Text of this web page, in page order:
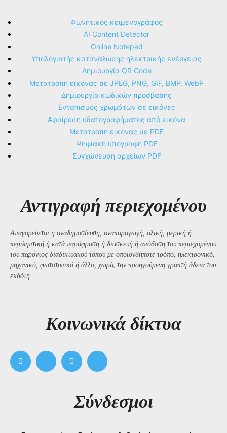
Φωνητικός κειμενογράφος
AI Content Detector
Online Notepad
Υπολογιστής κατανάλωσης ηλεκτρικής ενέργειας
Δημιουργία QR Code
Μετατροπή εικόνας σε JPEG, PNG, GIF, BMP, WebP
Δημιουργία κωδικών πρόσβασης
Εντοπισμός χρωμάτων σε εικόνες
Αφαίρεση υδατογραφήματος από εικόνα
Μετατροπή εικόνας σε PDF
Ψηφιακή υπογραφή PDF
Συγχώνευση αρχείων PDF
Αντιγραφή περιεχομένου
Απαγορεύεται η αναδημοσίευση, αναπαραγωγή, ολική, μερική ή
περιληπτική ή κατά παράφραση ή διασκευή ή απόδοση του περιεχομένου
του παρόντος διαδικτυακού τόπου με οποιονδήποτε τρόπο, ηλεκτρονικό,
μηχανικό, φωτοτυπικό ή άλλο, χωρίς την προηγούμενη γραπτή άδεια του
εκδότη.
Kοινωνικά δίκτυα
Σύνδεσμοι